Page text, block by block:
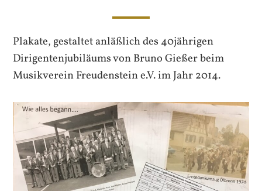
Plakate, gestaltet anläßlich des 40jährigen
Dirigentenjubiläums von Bruno Gießer beim
Musikverein Freudenstein e.V. im Jahr 2014.